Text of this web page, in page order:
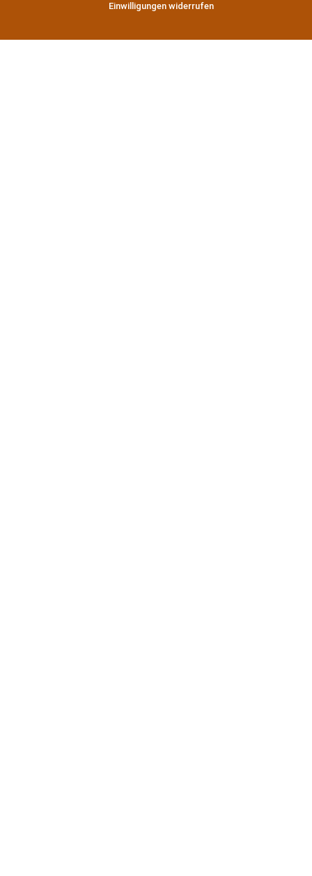
Einwilligungen widerrufen